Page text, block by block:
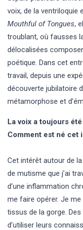
voix, de la
Mouthful of Tongues,
troublant, où fausses
délocalisées
poétique. Dans cet
travail, depuis une
découverte jubilatoire
métamorphose et
La voix a toujours
Comment est né cet
Cet intérêt autour de
de mutisme que j’ai
d’une inflammation
me faire opérer. Je
tissus de la gorge.
d’utiliser leurs